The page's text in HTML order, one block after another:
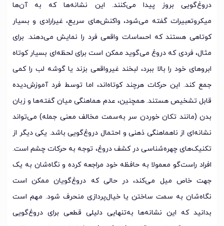
دروغ‌گویی بروز پیدا می‌کنند. این نشانه‌ها که به آن‌ها
میکروتعبیرات گفته می‌شود، واکنش‌های سریع، غیرارادی و بسیار
کوتاهی هستند که احساسات واقعی فرد را نمایش می‌دهند. برای
مثال، فردی که دروغ می‌گوید ممکن است برای لحظه‌ای بسیار کوتاه
ابروهای خود را بالا ببرد، لبخند غیرواقعی بزند یا گوشه لب را کمی
جمع کند. این حرکات هرچند کوتاه‌اند، اما توسط فرد آموزش‌دیده
قابل تشخیص هستند. همچنین، عدم هماهنگی میان گفته‌ها و زبان
بدن (مانند تکان خوردن سر به‌سمت مخالف معنی جمله) می‌تواند
نشانه‌ای از ناهماهنگی ذهنی و احتمال دروغ‌گویی باشد. یکی دیگر از
تکنیک‌های چهره‌شناسی در کشف دروغ، توجه به حرکات چشم است.
افراد راست‌گو معمولا به حافظه خود مراجعه کرده و نگاه‌شان به یک
جهت خاص میل می‌کند، در حالی که دروغ‌گویان ممکن است
نگاه‌شان به سمت ساختن یا خیال‌پردازی منحرف شود. مهم است
بدانید که این نشانه‌ها به‌تنهایی دلیلی قطعی برای دروغ‌گویی